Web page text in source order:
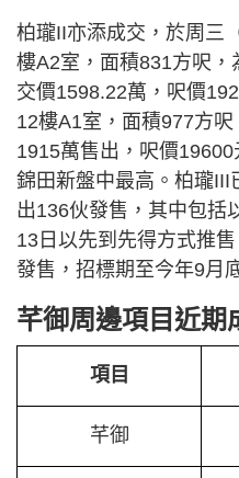
柏瓏II亦添成交，於周三
樓A2室，面積831方呎
交價1598.22萬，呎價
12樓A1室，面積977方
1915萬售出，呎價
錦田新盤中最高。柏瓏III
出136伙發售，其中包括
13日以先到先得方式推
發售，招標期至今年9月
芊御周邊項目近期
項目
芊御